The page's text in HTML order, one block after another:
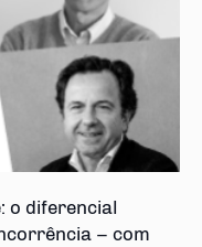
o diferencial
– com